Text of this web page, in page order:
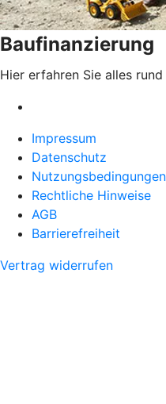
Baufinanzierung
Hier erfahren Sie alles
Impressum
Datenschutz
Nutzungsbedingungen
Rechtliche Hinweise
AGB
Barrierefreiheit
Vertrag widerrufen